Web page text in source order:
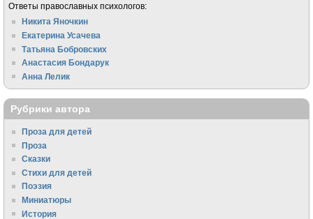
Ответы православных психологов:
Никита Яночкин
Екатерина Усачева
Татьяна Бобровских
Анастасия Бондарук
Анна Лелик
Рубрики автора
Проза для детей
Проза
Сказки
Стихи для детей
Поэзия
Миниатюры
История